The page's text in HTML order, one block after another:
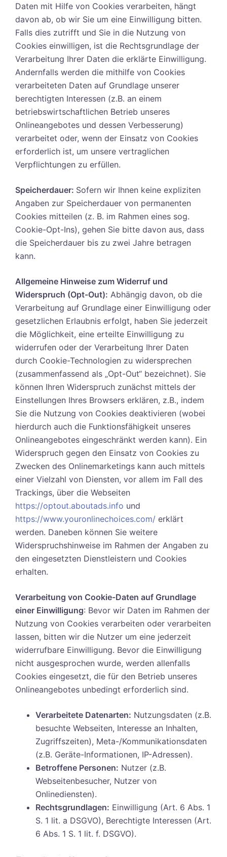
Daten mit Hilfe von Cookies verarbeiten, hängt
davon ab, ob wir Sie um eine Einwilligung bitten.
Falls dies zutrifft und Sie in die Nutzung von
Cookies einwilligen, ist die Rechtsgrundlage der
Verarbeitung Ihrer Daten die erklärte Einwilligung.
Andernfalls werden die mithilfe von Cookies
verarbeiteten Daten auf Grundlage unserer
berechtigten Interessen (z.B. an einem
betriebswirtschaftlichen Betrieb unseres
Onlineangebotes und dessen Verbesserung)
verarbeitet oder, wenn der Einsatz von Cookies
erforderlich ist, um unsere vertraglichen
Verpflichtungen zu erfüllen.
Speicherdauer: Sofern wir Ihnen keine expliziten
Angaben zur Speicherdauer von permanenten
Cookies mitteilen (z. B. im Rahmen eines sog.
Cookie-Opt-Ins), gehen Sie bitte davon aus, dass
die Speicherdauer bis zu zwei Jahre betragen
kann.
Allgemeine Hinweise zum Widerruf und
Widerspruch (Opt-Out): Abhängig davon, ob die
Verarbeitung auf Grundlage einer Einwilligung oder
gesetzlichen Erlaubnis erfolgt, haben Sie jederzeit
die Möglichkeit, eine erteilte Einwilligung zu
widerrufen oder der Verarbeitung Ihrer Daten
durch Cookie-Technologien zu widersprechen
(zusammenfassend als „Opt-Out“ bezeichnet). Sie
können Ihren Widerspruch zunächst mittels der
Einstellungen Ihres Browsers erklären, z.B., indem
Sie die Nutzung von Cookies deaktivieren (wobei
hierdurch auch die Funktionsfähigkeit unseres
Onlineangebotes eingeschränkt werden kann). Ein
Widerspruch gegen den Einsatz von Cookies zu
Zwecken des Onlinemarketings kann auch mittels
einer Vielzahl von Diensten, vor allem im Fall des
Trackings, über die Webseiten
https://optout.aboutads.info und
https://www.youronlinechoices.com/ erklärt
werden. Daneben können Sie weitere
Widerspruchshinweise im Rahmen der Angaben zu
den eingesetzten Dienstleistern und Cookies
erhalten.
Verarbeitung von Cookie-Daten auf Grundlage
einer Einwilligung: Bevor wir Daten im Rahmen der
Nutzung von Cookies verarbeiten oder verarbeiten
lassen, bitten wir die Nutzer um eine jederzeit
widerrufbare Einwilligung. Bevor die Einwilligung
nicht ausgesprochen wurde, werden allenfalls
Cookies eingesetzt, die für den Betrieb unseres
Onlineangebotes unbedingt erforderlich sind.
Verarbeitete Datenarten: Nutzungsdaten (z.B.
besuchte Webseiten, Interesse an Inhalten,
Zugriffszeiten), Meta-/Kommunikationsdaten
(z.B. Geräte-Informationen, IP-Adressen).
Betroffene Personen: Nutzer (z.B.
Webseitenbesucher, Nutzer von
Onlinediensten).
Rechtsgrundlagen: Einwilligung (Art. 6 Abs. 1
S. 1 lit. a DSGVO), Berechtigte Interessen (Art.
6 Abs. 1 S. 1 lit. f. DSGVO).